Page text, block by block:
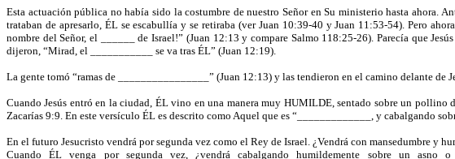
Esta actuación pública no había sido la costumbre de nuestro Señor en Su ministerio hasta ahora.
trataban de apresarlo, ÉL se escabullía y se retiraba (ver Juan 10:39-40 y Juan 11:53-54). Pero
nombre del Señor, el ______ de Israel!” (Juan 12:13 y compare Salmo 118:25-26). Parecía que
dijeron, “Mirad, el ___________ se va tras ÉL” (Juan 12:19).
La gente tomó “ramas de ________________” (Juan 12:13) y las tendieron en el camino delante
Cuando Jesús entró en la ciudad, ÉL vino en una manera muy HUMILDE, sentado sobre un
Zacarías 9:9. En este versículo ÉL es descrito como Aquel que es “_____________, y cabalgando
En el futuro Jesucristo vendrá por segunda vez como el Rey de Israel. ¿Vendrá con mansedumbre
Cuando ÉL venga por segunda vez, ¿vendrá cabalgando humildemente sobre un